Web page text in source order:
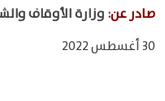
صادر عن:وزارة الأوقاف
30 أغسطس 2022